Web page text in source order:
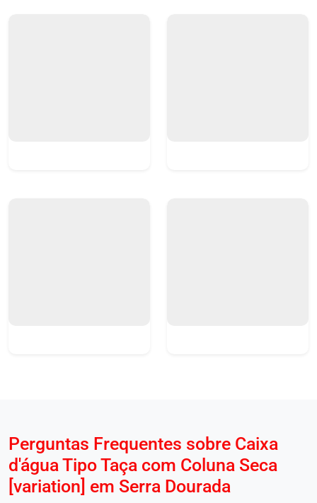
Perguntas Frequentes sobre Caixa
d'água Tipo Taça com Coluna Seca
[variation] em Serra Dourada